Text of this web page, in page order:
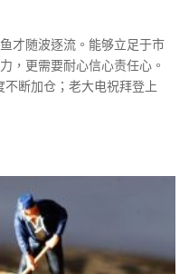
才随波逐流。能够立足于市
，更需要耐心信心责任心。
断加仓；老大电祝拜登上